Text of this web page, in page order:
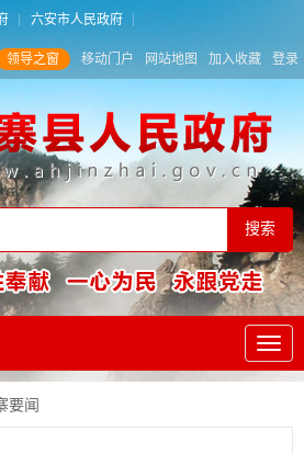
六安市人民政府
领导之窗 移动门户 网站地图 加入收藏 登录
要闻